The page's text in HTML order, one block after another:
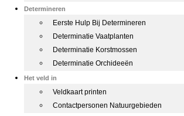
Determineren
Eerste Hulp Bij Determineren
Determinatie Vaatplanten
Determinatie Korstmossen
Determinatie Orchideeën
Het veld in
Veldkaart printen
Contactpersonen Natuurgebieden